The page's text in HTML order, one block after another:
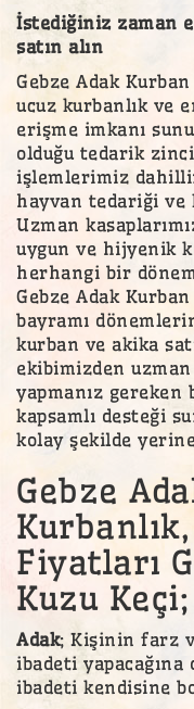
İstediğiniz zaman
satın alın
Gebze Adak
ucuz kurbanlık ve
erişme imkanı
olduğu tedarik
işlemlerimiz
hayvan tedariği ve
Uzman
uygun ve hijyenik
herhangi bir
Gebze Adak
bayramı
kurban ve akika
ekibimizden
yapmanız gereken
kapsamlı desteği
kolay şekilde
Gebze
Fiyatları
Kuzu Keçi;
Adak; Kişinin farz
ibadeti
ibadeti kendisine